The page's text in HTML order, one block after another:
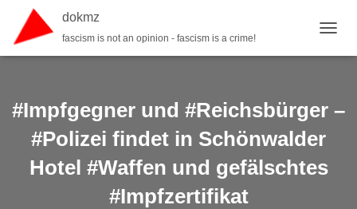
dokmz
fascism is not an opinion - fascism is a crime!
#Impfgegner und #Reichsbürger –
#Polizei findet in Schönwalder
Hotel #Waffen und gefälschtes
#Impfzertifikat